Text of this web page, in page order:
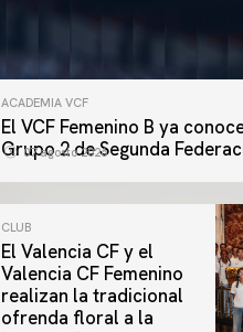
ACADEMIA VCF
El VCF Femenino B ya
Grupo 2 de Segunda
07 agosto 2026
CLUB
El Valencia CF y el
Valencia CF Femenino
realizan la tradicional
ofrenda floral a la